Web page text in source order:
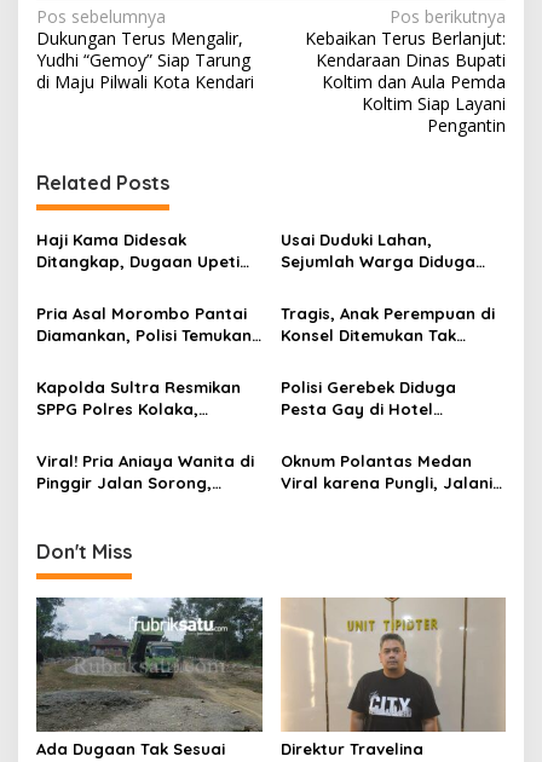
N
a
v
a
s
i
o
Pos sebelumnya
Dukungan Terus Mengalir,
Yudhi “Gemoy” Siap Tarung
di Maju Pilwali Kota Kendari
Pos berikutnya
Kebaikan Terus Berlanjut:
Kendaraan Dinas Bupati
Koltim dan Aula Pemda
Koltim Siap Layani
Pengantin
Related Posts
Haji Kama Didesak
Ditangkap, Dugaan Upeti
di Tambang Emas Ilegal
Bombana
Usai Duduki Lahan,
Sejumlah Warga Diduga
Turun Tangan
Pria Asal Morombo Pantai
Diamankan, Polisi Temukan
Lokasi
Tragis, Anak Perempuan di
Konsel Ditemukan Tak
Kapolda Sultra Resmikan
SPPG Polres Kolaka,
Anak Sekolah
Polisi Gerebek Diduga
Pesta Gay di Hotel
Puluhan Pria Terjaring
dalam Kondisi Bugil
Viral! Pria Aniaya Wanita di
Pinggir Jalan Sorong,
Oknum Polantas Medan
Viral karena Pungli, Jalani
Don't Miss
Ada Dugaan Tak Sesuai
Direktur Travelina